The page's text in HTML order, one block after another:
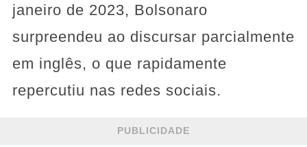
janeiro de 2023, Bolsonaro
surpreendeu ao discursar parcialmente
em inglês, o que rapidamente
repercutiu nas redes sociais.
PUBLICIDADE